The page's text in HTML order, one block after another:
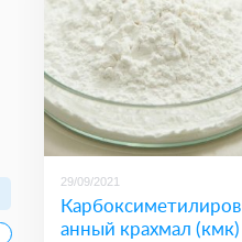
29/09/2021
Карбоксиметилиров
анный крахмал (кмк)